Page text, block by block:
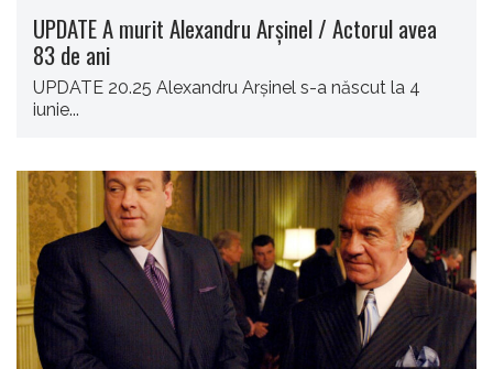
UPDATE A murit Alexandru Arșinel / Actorul avea
83 de ani
UPDATE 20.25 Alexandru Arşinel s-a născut la 4
iunie...